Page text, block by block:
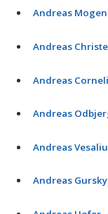
Andreas
Andreas
Andreas
Andreas
Andreas
Andreas Gursky